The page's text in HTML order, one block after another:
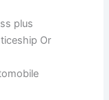
plus
Or